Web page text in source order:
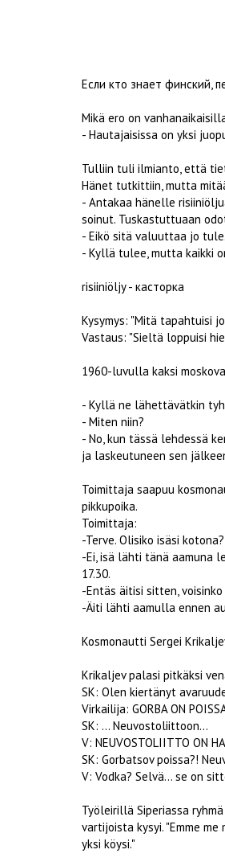
Если кто знает финский,
Mikä ero on
- Hautajaisissa on yksi
Tulliin tuli ilmianto, että
Hänet tutkittiin, mutta
- Antakaa hänelle
soinut. Tuskastuttuaan
- Eikö sitä valuuttaa jo tule.
- Kyllä tulee, mutta kaikki
risiiniöljy - касторка
Kysymys: "Mitä tapahtuisi
Vastaus: "Sieltä loppuisi
1960-luvulla kaksi
- Kyllä ne lähettävätkin
- Miten niin?
- No, kun tässä lehdessä
ja laskeutuneen sen
Toimittaja saapuu
pikkupoika.
Toimittaja:
-Terve. Olisiko isäsi kotona?
-Ei, isä lähti tänä aamuna
17.30.
-Entäs äitisi sitten,
-Äiti lähti aamulla ennen
Kosmonautti Sergei
Krikaljev palasi pitkäksi
SK: Olen kiertänyt
Virkailija: GORBA ON
SK: ... Neuvostoliittoon...
V: NEUVOSTOLIITTO ON
SK: Gorbatsov poissa?!
V: Vodka? Selvä... se on
Työleirillä Siperiassa
vartijoista kysyi. "Emme
yksi köysi."